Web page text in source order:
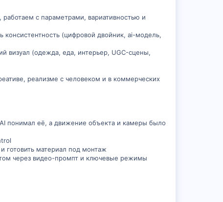
с параметрами, вариативностью и
консистентность (цифровой двойник, ai-модель,
визуал (одежда, еда, интерьер, UGC-сцены,
реализме с человеком и в коммерческих
понимал её, а движение объекта и камеры было
готовить материал под монтаж
через видео-промпт и ключевые режимы